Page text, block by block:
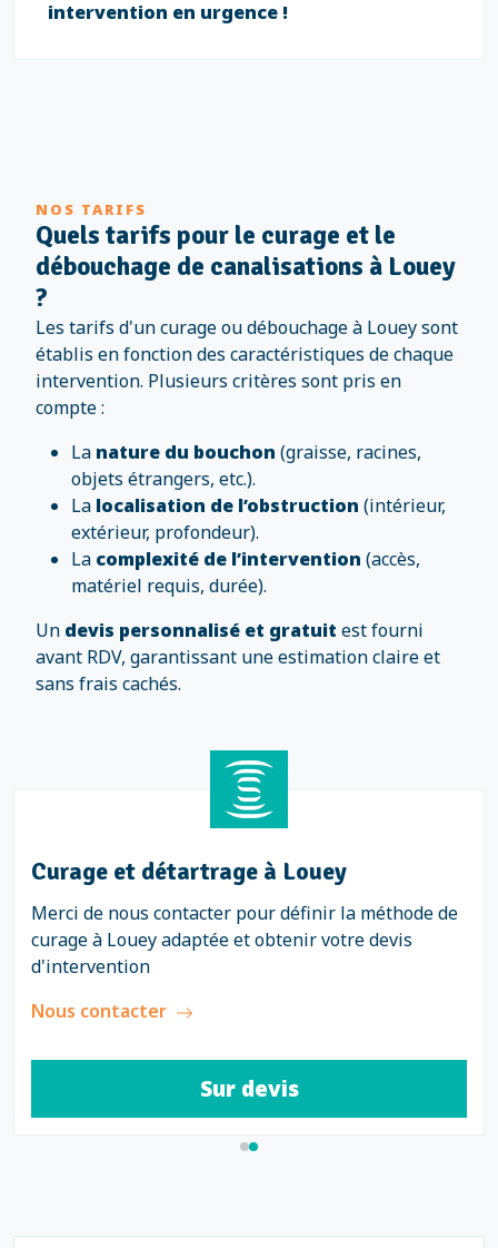
intervention en urgence !
NOS TARIFS
Quels tarifs pour le curage et le
débouchage de canalisations à Louey
?
Les tarifs d'un curage ou débouchage à Louey sont
établis en fonction des caractéristiques de chaque
intervention. Plusieurs critères sont pris en
compte :
La nature du bouchon (graisse, racines,
objets étrangers, etc.).
La localisation de l’obstruction (intérieur,
extérieur, profondeur).
La complexité de l’intervention (accès,
matériel requis, durée).
Un devis personnalisé et gratuit est fourni
avant RDV, garantissant une estimation claire et
sans frais cachés.
Curage et détartrage à Louey
Merci de nous contacter pour définir la méthode de
curage à Louey adaptée et obtenir votre devis
d'intervention
Nous contacter
Sur devis